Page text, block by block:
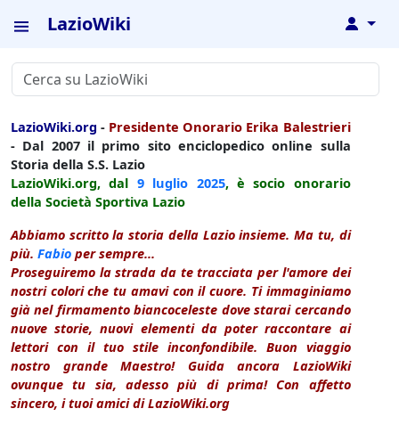
LazioWiki ↓
LazioWiki.org - Presidente Onorario Erika Balestrieri
- Dal 2007 il primo sito enciclopedico online sulla
Storia della S.S. Lazio
LazioWiki.org, dal 9 luglio 2025, è socio onorario
della Società Sportiva Lazio
Abbiamo scritto la storia della Lazio insieme. Ma tu, di
più. Fabio per sempre...
Proseguiremo la strada da te tracciata per l'amore dei
nostri colori che tu amavi con il cuore. Ti immaginiamo
già nel firmamento biancoceleste dove starai cercando
nuove storie, nuovi elementi da poter raccontare ai
lettori con il tuo stile inconfondibile. Buon viaggio
nostro grande Maestro! Guida ancora LazioWiki
ovunque tu sia, adesso più di prima! Con affetto
sincero, i tuoi amici di LazioWiki.org